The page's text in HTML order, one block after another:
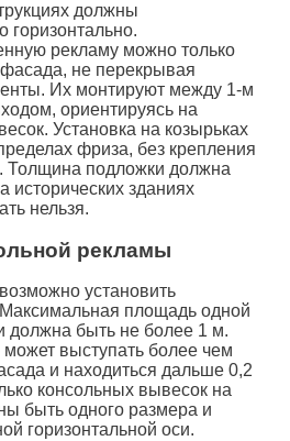
должны
горизонтально.
рекламу можно только
фасада, не перекрывая
Их монтируют между 1-м
ориентируясь на
Установка на козырьках
фриза, без крепления
Толщина подложки должна
зданиях
нельзя.
рекламы
установить
площадь одной
должна быть не более 1 м.
может выступать более чем
и находиться дальше 0,2
консольных вывесок на
быть одного размера и
горизонтальной оси.